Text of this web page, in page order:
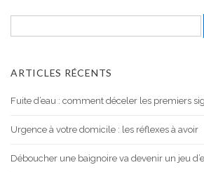
ARTICLES RÉCENTS
Fuite d’eau : comment déceler les premiers
Urgence à votre domicile : les réflexes à avoir
Déboucher une baignoire va devenir un jeu